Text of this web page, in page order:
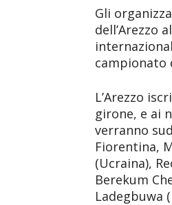
Gli
dell’Arezzo
campionato
L’Arezzo
girone, e ai
verranno
Fiorentina,
(Ucraina),
Berekum
Ladegbuwa